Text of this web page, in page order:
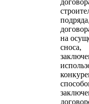
на
сноса,